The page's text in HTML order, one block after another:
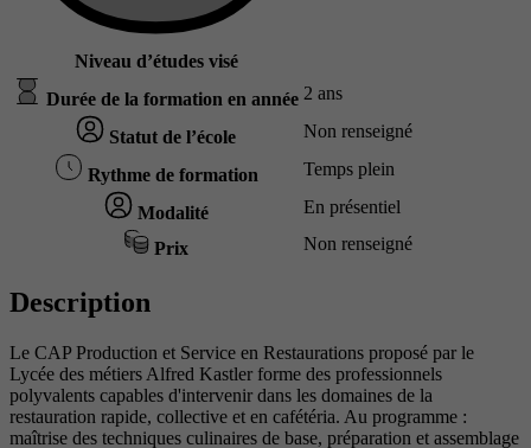
Niveau d’études visé
Durée de la formation en année 2 ans
Statut de l’école Non renseigné
Rythme de formation Temps plein
Modalité En présentiel
Prix Non renseigné
Description
Le CAP Production et Service en Restaurations proposé par le
Lycée des métiers Alfred Kastler forme des professionnels
polyvalents capables d'intervenir dans les domaines de la
restauration rapide, collective et en cafétéria. Au programme :
maîtrise des techniques culinaires de base, préparation et assemblage